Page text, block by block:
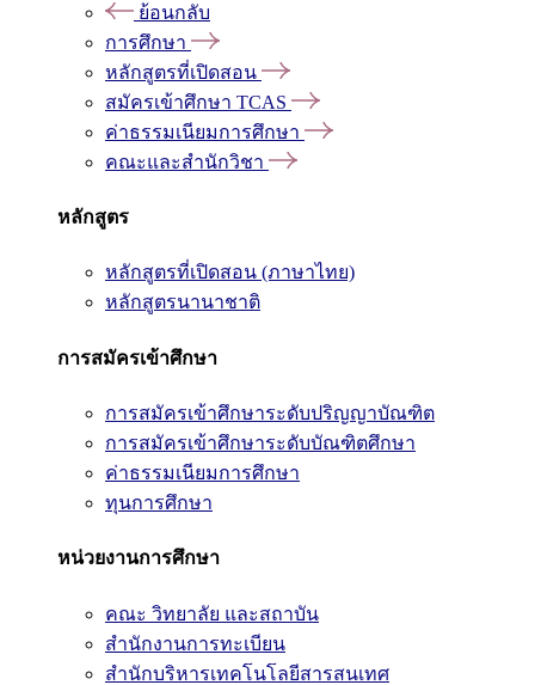
ย้อนกลับ
การศึกษา
หลักสูตรที่เปิดสอน
สมัครเข้าศึกษา TCAS
ค่าธรรมเนียมการศึกษา
คณะและสำนักวิชา
หลักสูตร
หลักสูตรที่เปิดสอน (ภาษาไทย)
หลักสูตรนานาชาติ
การสมัครเข้าศึกษา
การสมัครเข้าศึกษาระดับปริญญาบัณฑิต
การสมัครเข้าศึกษาระดับบัณฑิตศึกษา
ค่าธรรมเนียมการศึกษา
ทุนการศึกษา
หน่วยงานการศึกษา
คณะ วิทยาลัย และสถาบัน
สำนักงานการทะเบียน
สำนักบริหารเทคโนโลยีสารสนเทศ